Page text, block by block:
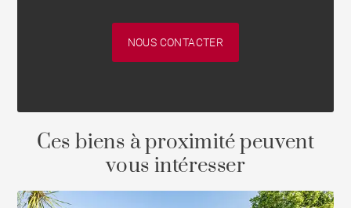
NOUS CONTACTER
Ces biens à proximité peuvent
vous intéresser